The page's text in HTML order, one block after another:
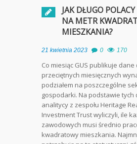
JAK DŁUGO
NA METR
MIESZKANIA?
21 kwietnia 2023 0 170
Co miesiąc GUS publikuje dane
przeciętnych miesięcznych
podziałem na poszczególne
gospodarki. Na podstawie tych
analitycy z zespołu Heritage
Investment Trust wyliczyli, ile
zawodowych musi średnio
kwadratowy mieszkania.